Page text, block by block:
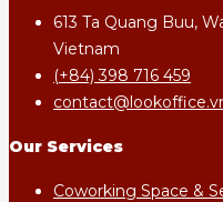
613 Ta Quang Buu,
Vietnam
(+84) 398 716 459
Our Services
Coworking Space &